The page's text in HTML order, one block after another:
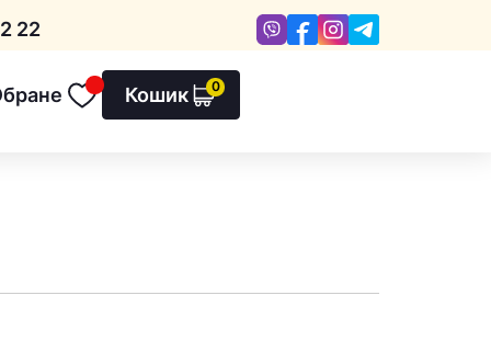
22 ViberFacebookInstagram
Кошик 0